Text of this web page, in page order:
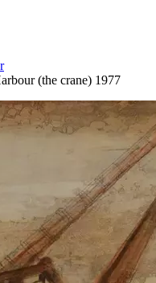
(the crane) 1977